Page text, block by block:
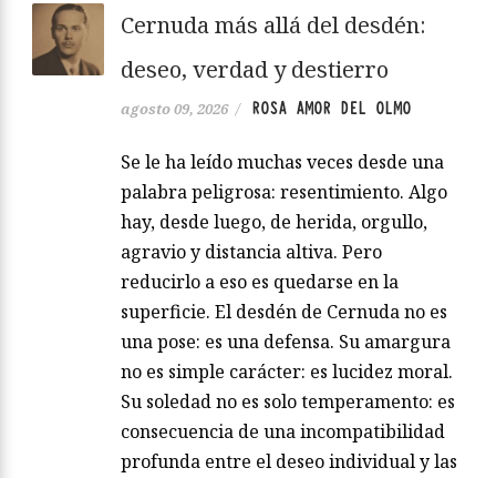
Cernuda más allá del desdén:
deseo, verdad y destierro
agosto 09, 2026 / ROSA AMOR DEL OLMO
Se le ha leído muchas veces desde una
palabra peligrosa: resentimiento. Algo
hay, desde luego, de herida, orgullo,
agravio y distancia altiva. Pero
reducirlo a eso es quedarse en la
superficie. El desdén de Cernuda no es
una pose: es una defensa. Su amargura
no es simple carácter: es lucidez moral.
Su soledad no es solo temperamento: es
consecuencia de una incompatibilidad
profunda entre el deseo individual y las